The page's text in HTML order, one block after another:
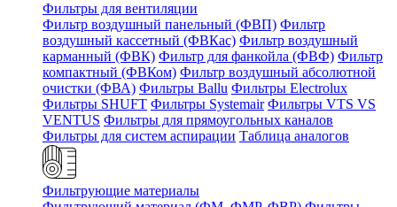
Фильтры для вентиляции
Фильтр воздушный панельный (ФВП) Фильтр
воздушный кассетный (ФВКас) Фильтр воздушный
карманный (ФВК) Фильтр для фанкойла (ФВФ) Фильтр
компактный (ФВКом) Фильтр воздушный абсолютной
очистки (ФВА) Фильтры Ballu Фильтры Electrolux
Фильтры SHUFT Фильтры Systemair Фильтры VTS VS
VENTUS Фильтры для прямоугольных каналов
Фильтры для систем аспирации Таблица аналогов
Фильтрующие материалы